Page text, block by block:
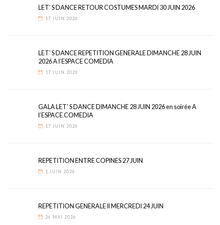
LET’ S DANCE RETOUR COSTUMES MARDI 30 JUIN 2026
17 JUIN 2026
LET’ S DANCE REPETITION GENERALE DIMANCHE 28 JUIN
2026 A l’ESPACE COMEDIA
17 JUIN 2026
GALA LET’ S DANCE DIMANCHE 28 JUIN 2026 en soirée A
l’ESPACE COMEDIA
17 JUIN 2026
REPETITION ENTRE COPINES 27 JUIN
1 JUIN 2026
REPETITION GENERALE II MERCREDI 24 JUIN
26 MAI 2026